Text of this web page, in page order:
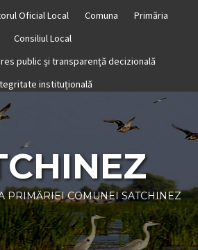
Oficial Local Comuna
Primăria
Consiliul Local
public și transparență decizională
instituțională
PRIMĂRIEI COMUNEI SATCHINEZ